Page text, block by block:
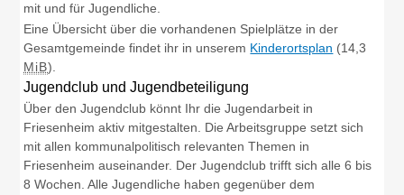
mit und für Jugendliche.
Eine Übersicht über die vorhandenen Spielplätze in der
Gesamtgemeinde findet ihr in unserem Kinderortsplan (14,3
MiB)
Jugendclub und Jugendbeteiligung
Über den Jugendclub könnt Ihr die Jugendarbeit in
Friesenheim aktiv mitgestalten. Die Arbeitsgruppe setzt sich
mit allen kommunalpolitisch relevanten Themen in
Friesenheim auseinander. Der Jugendclub trifft sich alle 6 bis
8 Wochen. Alle Jugendliche haben gegenüber dem